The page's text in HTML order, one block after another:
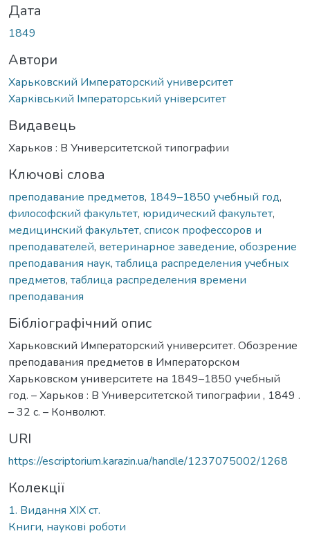
Дата
1849
Автори
Харьковский Императорский университет
Харківський Імператорський університет
Видавець
Харьков : В Университетской типографии
Ключові слова
преподавание предметов, 1849–1850 учебный год,
философский факультет, юридический факультет,
медицинский факультет, список профессоров и
преподавателей, ветеринарное заведение, обозрение
преподавания наук, таблица распределения учебных
предметов, таблица распределения времени
преподавания
Бібліографічний опис
Харьковский Императорский университет. Обозрение
преподавания предметов в Императорском
Харьковском университете на 1849–1850 учебный
год. – Харьков : В Университетской типографии , 1849 .
– 32 с. – Конволют.
URI
https://escriptorium.karazin.ua/handle/1237075002/1268
Колекції
1. Видання ХІХ ст.
Книги, наукові роботи